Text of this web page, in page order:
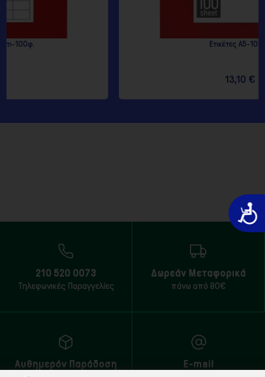
Ετικέτες Α5-100φ.
210 520 0073
Τηλεφωνικές Παραγγελίες
Δωρεάν Μεταφορικά
πάνω από 80€
Αυθημερόν Παράδοση E-mail